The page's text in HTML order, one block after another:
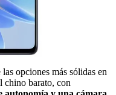
opciones más sólidas en
chino barato, con